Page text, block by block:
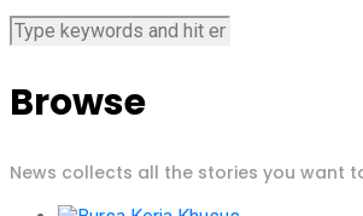
Browse
News collects all the stories you want